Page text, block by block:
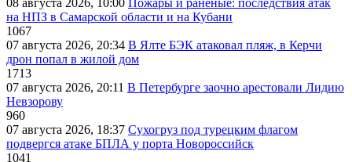
на НПЗ в Самарской области и на Кубани
1067
07 августа 2026, 20:34 В Ялте БЭК атаковал пляж, в Керчи
дрон попал в жилой дом
1713
07 августа 2026, 20:11 В Петербурге заочно арестовали Лидию
Невзорову
960
07 августа 2026, 18:37 Сухогруз под турецким флагом
подвергся атаке БПЛА у порта Новороссийск
1041